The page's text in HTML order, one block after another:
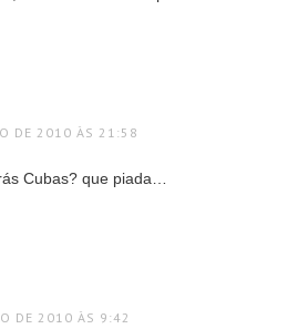
DE 2010 ÀS 21:58
Cubas? que piada…
DE 2010 ÀS 9:42